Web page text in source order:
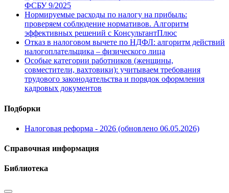
ФСБУ 9/2025
Нормируемые расходы по налогу на прибыль:
проверяем соблюдение нормативов. Алгоритм
эффективных решений с КонсультантПлюс
Отказ в налоговом вычете по НДФЛ: алгоритм действий
налогоплательщика – физического лица
Особые категории работников (женщины,
совместители, вахтовики): учитываем требования
трудового законодательства и порядок оформления
кадровых документов
Подборки
Налоговая реформа - 2026 (обновлено 06.05.2026)
Справочная информация
Библиотека